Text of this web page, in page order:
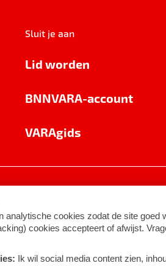
Sluit je aan
Lid worden
BNNVARA-account
VARAgids
©2026BNNVARA